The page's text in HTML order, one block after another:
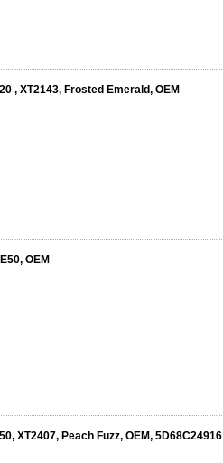
, XT2143, Frosted Emerald, OEM
OEM
XT2407, Peach Fuzz, OEM, 5D68C24916